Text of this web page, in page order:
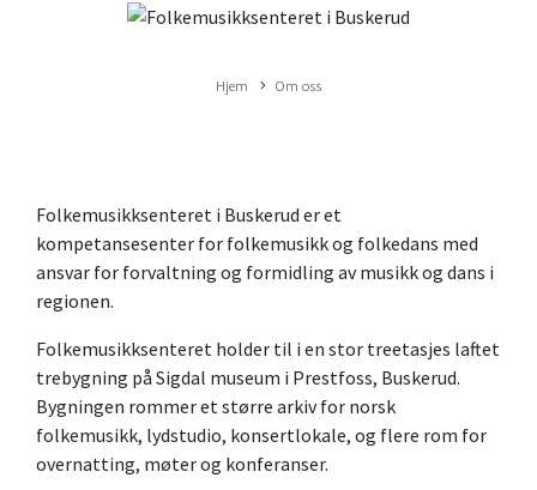
Hjem Om oss
Folkemusikksenteret i Buskerud er et
kompetansesenter for folkemusikk og folkedans med
ansvar for forvaltning og formidling av musikk og dans i
regionen.
Folkemusikksenteret holder til i en stor treetasjes laftet
trebygning på Sigdal museum i Prestfoss, Buskerud.
Bygningen rommer et større arkiv for norsk
folkemusikk, lydstudio, konsertlokale, og flere rom for
overnatting, møter og konferanser.